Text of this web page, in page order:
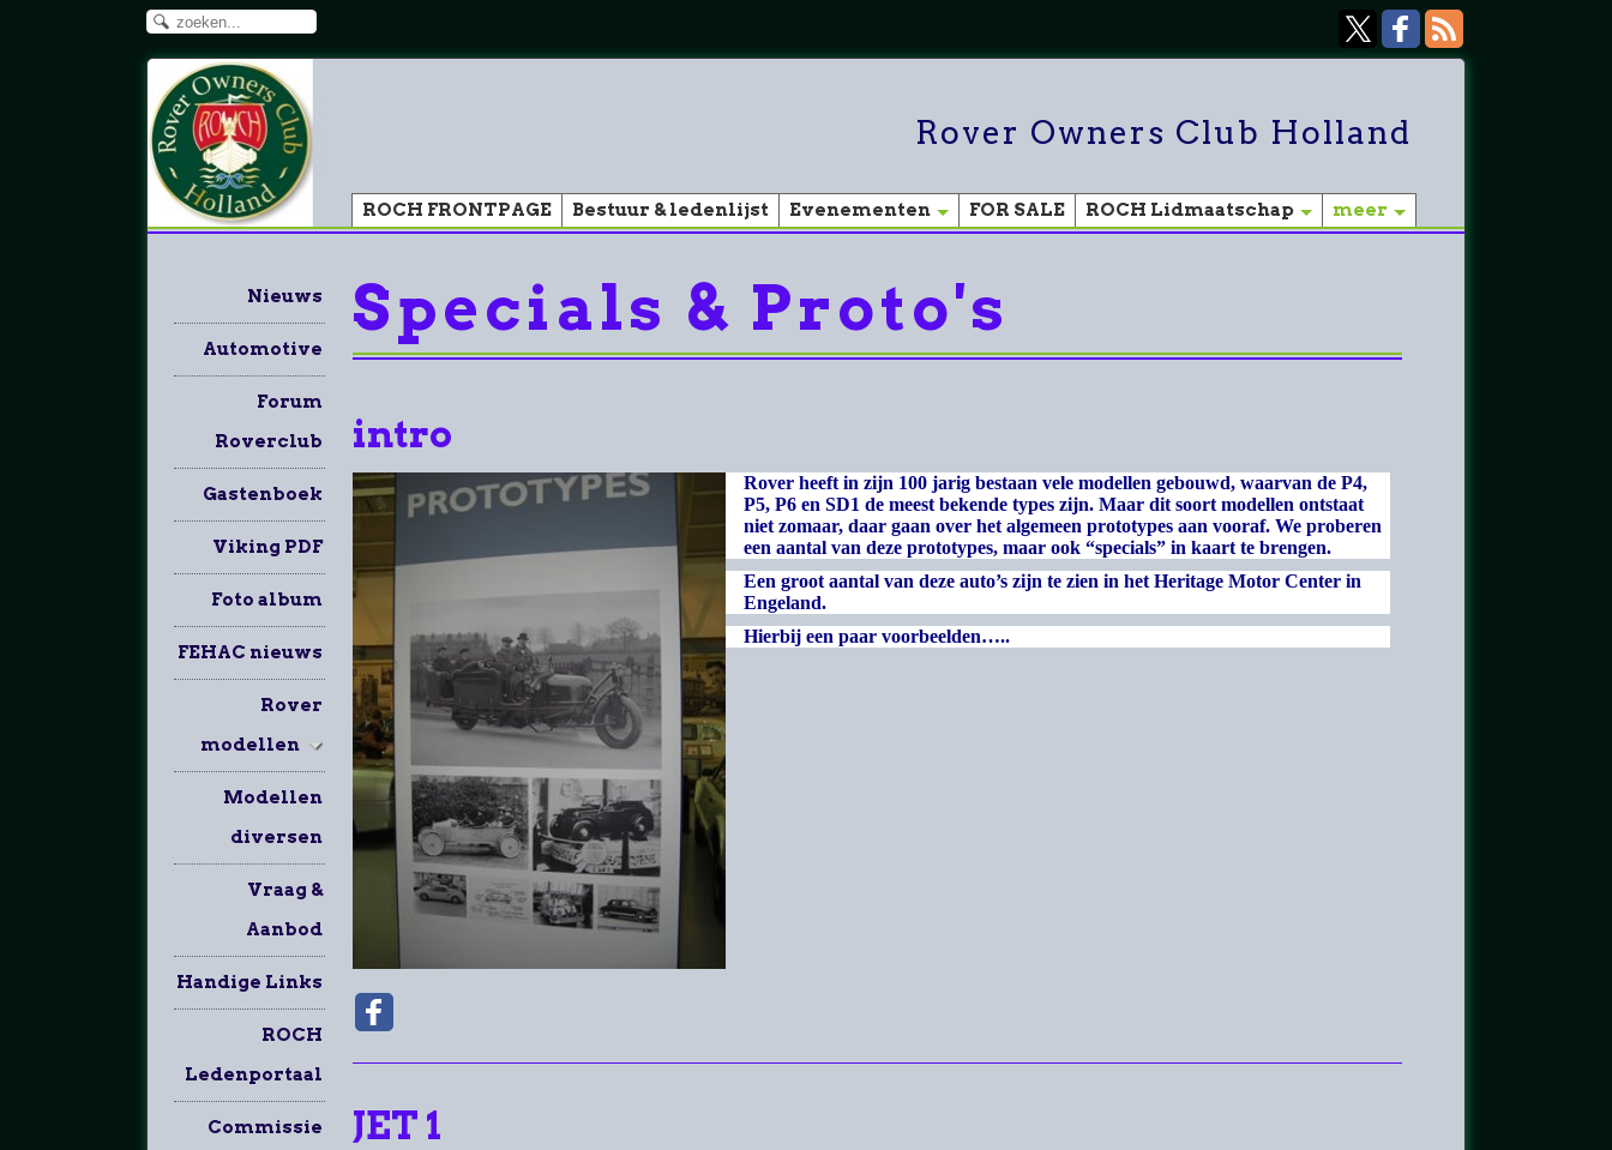
Rover Owners Club Holland
ROCH FRONTPAGE Bestuur & ledenlijst Evenementen FOR SALE ROCH Lidmaatschap meer
Nieuws
Automotive
Forum
Roverclub
Gastenboek
Viking PDF
Foto album
FEHAC nieuws
Rover
modellen
Modellen
diversen
Vraag &
Aanbod
Handige Links
ROCH
Ledenportaal
Commissie
Specials & Proto's
intro
Rover heeft in zijn 100 jarig bestaan vele modellen gebouwd, waarvan de P4,
P5, P6 en SD1 de meest bekende types zijn. Maar dit soort modellen ontstaat
niet zomaar, daar gaan over het algemeen prototypes aan vooraf. We proberen
een aantal van deze prototypes, maar ook “specials” in kaart te brengen.
Een groot aantal van deze auto’s zijn te zien in het Heritage Motor Center in
Engeland.
Hierbij een paar voorbeelden…..
JET 1